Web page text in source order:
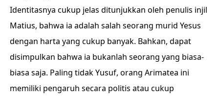
Identitasnya cukup jelas ditunjukkan oleh penulis injil
Matius, bahwa ia adalah salah seorang murid Yesus
dengan harta yang cukup banyak. Bahkan, dapat
disimpulkan bahwa ia bukanlah seorang yang biasa-
biasa saja. Paling tidak Yusuf, orang Arimatea ini
memiliki pengaruh secara politis atau cukup